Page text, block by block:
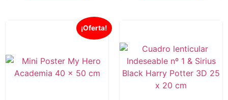
¡Oferta!